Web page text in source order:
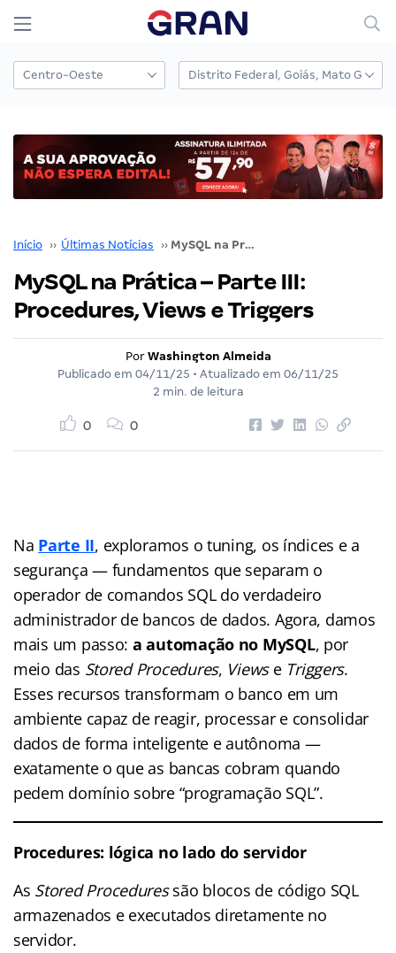
Início ›› Últimas Notícias ›› MySQL na Prática – Parte III: Procedures, Views e Triggers
MySQL na Prática – Parte III:
Procedures, Views e Triggers
Por Washington Almeida
Publicado em 04/11/25 • Atualizado em 06/11/25
2 min. de leitura
0 0
Na Parte II, exploramos o tuning, os índices e a
segurança — fundamentos que separam o
operador de comandos SQL do verdadeiro
administrador de bancos de dados. Agora, damos
mais um passo: a automação no MySQL, por
meio das Stored Procedures, Viewse Triggers.
Esses recursos transformam o banco em um
ambiente capaz de reagir, processar e consolidar
dados de forma inteligente e autônoma —
exatamente o que as bancas cobram quando
pedem domínio sobre “programação SQL”.
Procedures: lógica no lado do servidor
As Stored Proceduressão blocos de código SQL
armazenados e executados diretamente no
servidor.